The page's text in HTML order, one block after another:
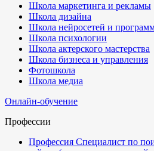
Школа маркетинга и рекламы
Школа дизайна
Школа нейросетей и
Школа психологии
Школа актерского мастерства
Школа бизнеса и управления
Фотошкола
Школа медиа
Онлайн-обучение
Профессии
Профессия Специалист по